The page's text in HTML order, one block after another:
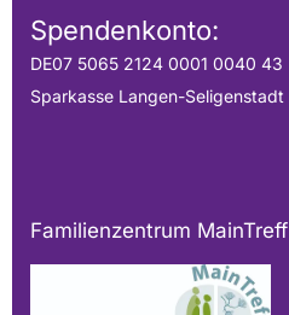
Spendenkonto:
DE07 5065 2124 0001 0040 43
Sparkasse Langen-Seligenstadt
Familienzentrum MainTreff